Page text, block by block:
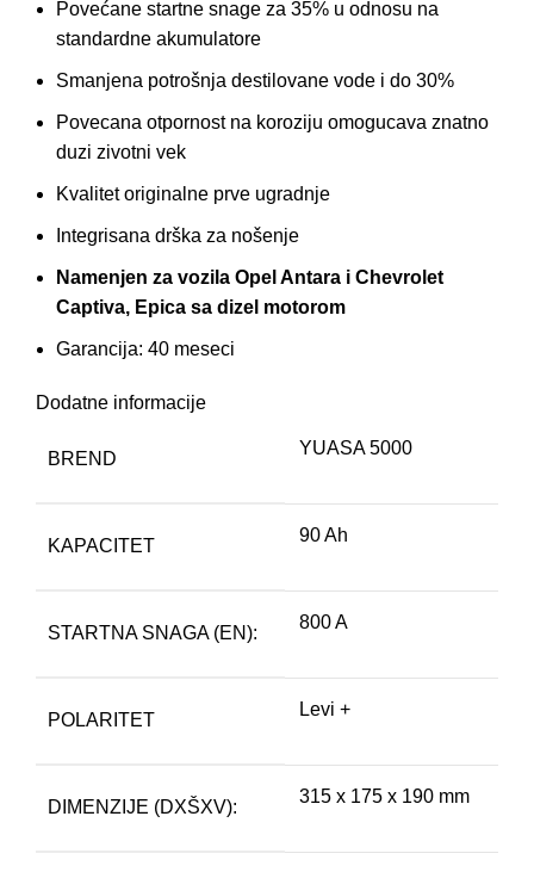
Povećane startne snage za 35% u odnosu na
standardne akumulatore
Smanjena potrošnja destilovane vode i do 30%
Povecana otpornost na koroziju omogucava znatno
duzi zivotni vek
Kvalitet originalne prve ugradnje
Integrisana drška za nošenje
Namenjen za vozila Opel Antara i Chevrolet
Captiva, Epica sa dizel motorom
Garancija: 40 meseci
Dodatne informacije
BREND
YUASA 5000
KAPACITET
90 Ah
STARTNA SNAGA (EN):
800 A
POLARITET
Levi +
DIMENZIJE (DXŠXV):
315 x 175 x 190 mm